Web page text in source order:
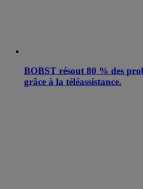
BOBST résout 80 % des
grâce à la téléassistance.